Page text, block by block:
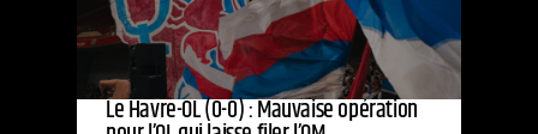
Le Havre-OL (0-0) : Mauvaise opération